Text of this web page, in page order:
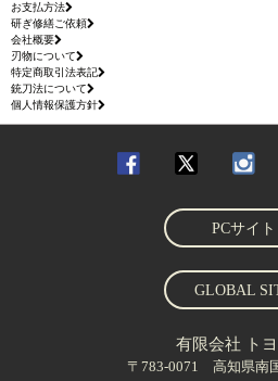
お支払方法
研ぎ修繕ご依頼
会社概要
刃物について
特定商取引法表記
銃刀法について
個人情報保護方針
PCサイト
GLOBAL
有限会社 ト
〒783-0071 高知県南